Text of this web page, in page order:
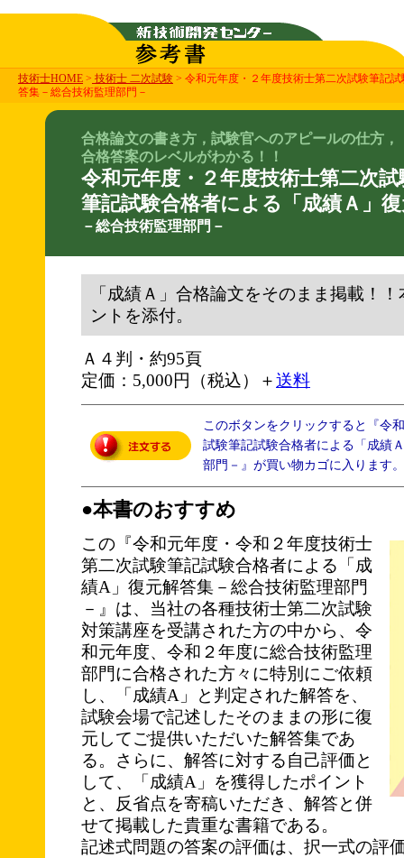
技術士HOME > 技術士 二次試験 > 令和元年度・２年度技術士第二次試験筆記
答集－総合技術監理部門－
合格論文の書き方，試験官へのアピールの仕方，
合格答案のレベルがわかる！！
令和元年度・２年度技術士第二次試
筆記試験合格者による「成績Ａ」
－総合技術監理部門－
「成績Ａ」合格論文をそのまま掲載！
ントを添付。
Ａ４判・約95頁
定価：5,000円（税込）＋送料
このボタンをクリックすると『令
試験筆記試験合格者による「成績
部門－』が買い物カゴに入ります。
●本書のおすすめ
この『令和元年度・令和２年度技術士
第二次試験筆記試験合格者による「成
績A」復元解答集－総合技術監理部門
－』は、当社の各種技術士第二次試験
対策講座を受講された方の中から、令
和元年度、令和２年度に総合技術監理
部門に合格された方々に特別にご依頼
し、「成績A」と判定された解答を、
試験会場で記述したそのままの形に復
元してご提供いただいた解答集であ
る。さらに、解答に対する自己評価と
して、「成績A」を獲得したポイント
と、反省点を寄稿いただき、解答と併
せて掲載した貴重な書籍である。
記述式問題の答案の評価は、択一式の評